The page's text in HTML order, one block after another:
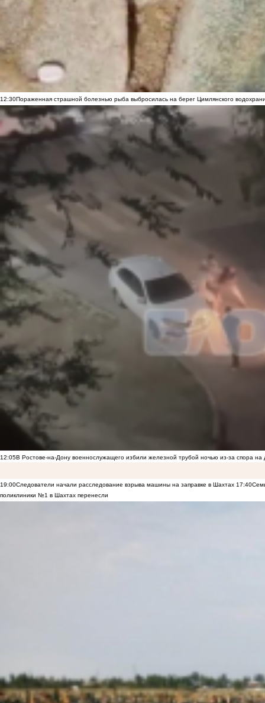
12:30Пораженная страшной болезнью рыба выбросилась на берег Цимлянского
12:05В Ростове-на-Дону военнослужащего избили железной трубой ночью из-за спора на
19:00Следователи начали расследование взрыва машины на заправке в Шахтах 17:40
поликлиники №1 в Шахтах перенесли